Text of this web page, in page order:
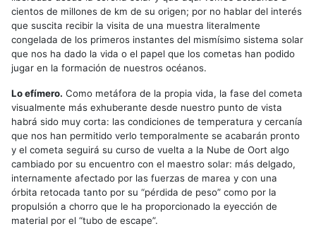
cientos de millones de km de su origen; por no hablar del interés
que suscita recibir la visita de una muestra literalmente
congelada de los primeros instantes del mismísimo sistema solar
que nos ha dado la vida o el papel que los cometas han podido
jugar en la formación de nuestros océanos.
Lo efímero. Como metáfora de la propia vida, la fase del cometa
visualmente más exhuberante desde nuestro punto de vista
habrá sido muy corta: las condiciones de temperatura y cercanía
que nos han permitido verlo temporalmente se acabarán pronto
y el cometa seguirá su curso de vuelta a la Nube de Oort algo
cambiado por su encuentro con el maestro solar: más delgado,
internamente afectado por las fuerzas de marea y con una
órbita retocada tanto por su “pérdida de peso” como por la
propulsión a chorro que le ha proporcionado la eyección de
material por el “tubo de escape”.